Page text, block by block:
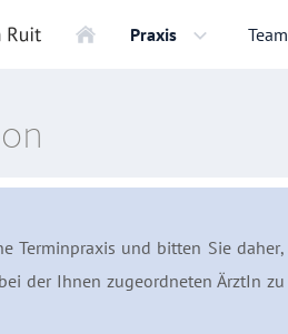
Praxis Team
Terminpraxis und bitten Sie daher,
der Ihnen zugeordneten ÄrztIn zu